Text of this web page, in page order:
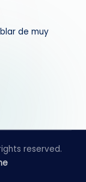
de muy
reserved.